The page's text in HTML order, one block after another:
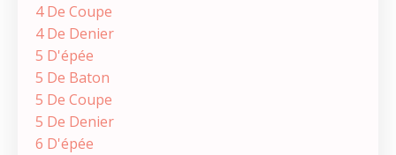
4 De Coupe
4 De Denier
5 D'épée
5 De Baton
5 De Coupe
5 De Denier
6 D'épée